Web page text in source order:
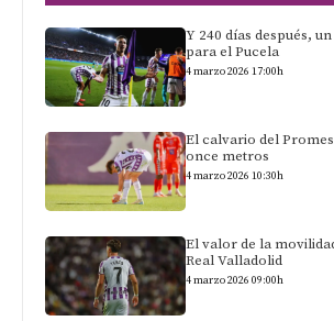
Y 240 días después,
para el Pucela
4 marzo 2026 17:00h
El calvario del
once metros
4 marzo 2026 10:30h
El valor de la
Real Valladolid
4 marzo 2026 09:00h